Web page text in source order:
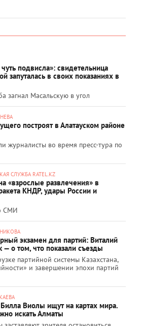
подвисла»: свидетельница
запуталась в своих показаниях в
загнал Масальскую в угол
построят в Алатауском районе
журналисты во время пресс-тура по
СЛУЖБА RATEL.KZ
«взрослые развлечения» в
КНДР, удары России и
СМИ
экзамен для партий: Виталий
— о том, что показали съезды
партийной системы Казахстана,
и завершении эпохи партий
Виолы ищут на картах мира.
искать Алматы